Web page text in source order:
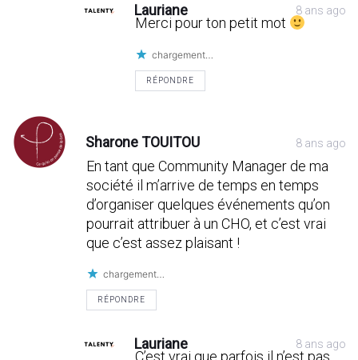
Lauriane 8 ans ago
Merci pour ton petit mot
chargement…
RÉPONDRE
Sharone TOUITOU 8 ans ago
En tant que Community Manager de ma
société il m’arrive de temps en temps
d’organiser quelques événements qu’on
pourrait attribuer à un CHO, et c’est vrai
que c’est assez plaisant !
chargement…
RÉPONDRE
Lauriane 8 ans ago
C’est vrai que parfois il n’est pas